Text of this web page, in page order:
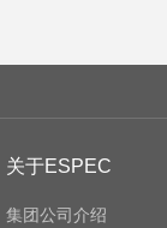
关于ESPEC
集团公司介绍